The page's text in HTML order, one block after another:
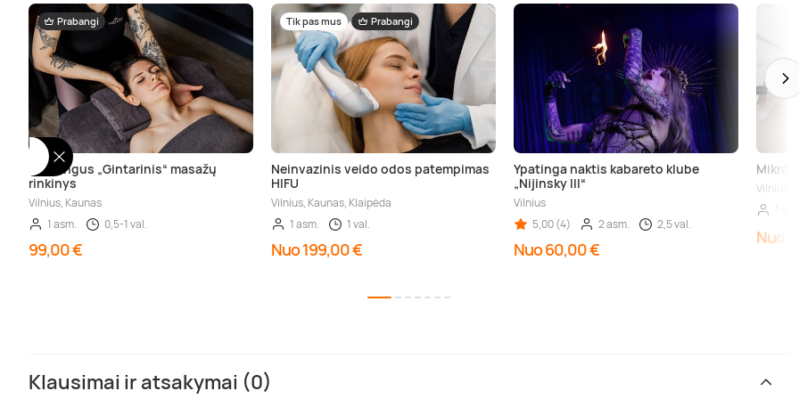
Prabangi
Prabangus „Gintarinis“ masažų
rinkinys
Vilnius, Kaunas
1 asm.
0,5-1 val.
99,00 €
Tik pas mus Prabangi
Neinvazinis veido odos patempimas
HIFU
Vilnius, Kaunas, Klaipėda
1 asm.
1 val.
Nuo 199,00 €
Ypatinga naktis kabareto klube
„Nijinsky III“
Vilnius
5,00 (4)
2 asm. 2,5 val.
Nuo 60,00 €
Vilnius
Nuo
Klausimai ir atsakymai (0)